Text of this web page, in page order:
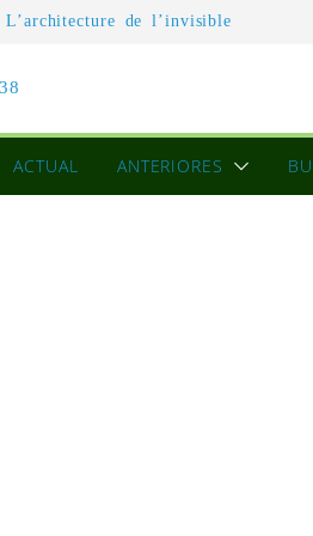
L’architecture de l’invisible
excepcional
Blanca Beatriz Caraballo o el
ACTUAL ANTERIORES